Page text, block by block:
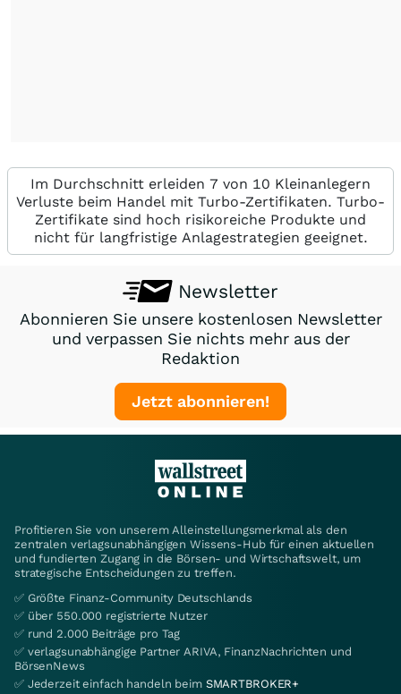
Im Durchschnitt erleiden 7 von 10 Kleinanlegern
Verluste beim Handel mit Turbo-Zertifikaten. Turbo-
Zertifikate sind hoch risikoreiche Produkte und
nicht für langfristige Anlagestrategien geeignet.
Newsletter
Abonnieren Sie unsere kostenlosen Newsletter
und verpassen Sie nichts mehr aus der
Redaktion
Jetzt abonnieren!
Profitieren Sie von unserem Alleinstellungsmerkmal als den
zentralen verlagsunabhängigen Wissens-Hub für einen aktuellen
und fundierten Zugang in die Börsen- und Wirtschaftswelt, um
strategische Entscheidungen zu treffen.
✅ Größte Finanz-Community Deutschlands
✅ über 550.000 registrierte Nutzer
✅ rund 2.000 Beiträge pro Tag
✅ verlagsunabhängige Partner ARIVA, FinanzNachrichten und
BörsenNews
✅ Jederzeit einfach handeln beim SMARTBROKER+